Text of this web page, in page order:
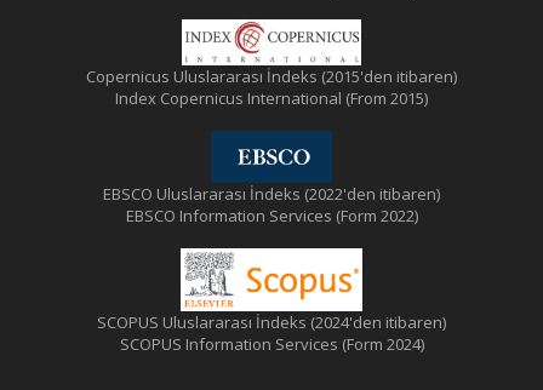
Copernicus Uluslararası İndeks (2015'den itibaren)
Index Copernicus International (From 2015)
EBSCO Uluslararası İndeks (2022'den itibaren)
EBSCO Information Services (Form 2022)
SCOPUS Uluslararası İndeks (2024'den itibaren)
SCOPUS Information Services (Form 2024)